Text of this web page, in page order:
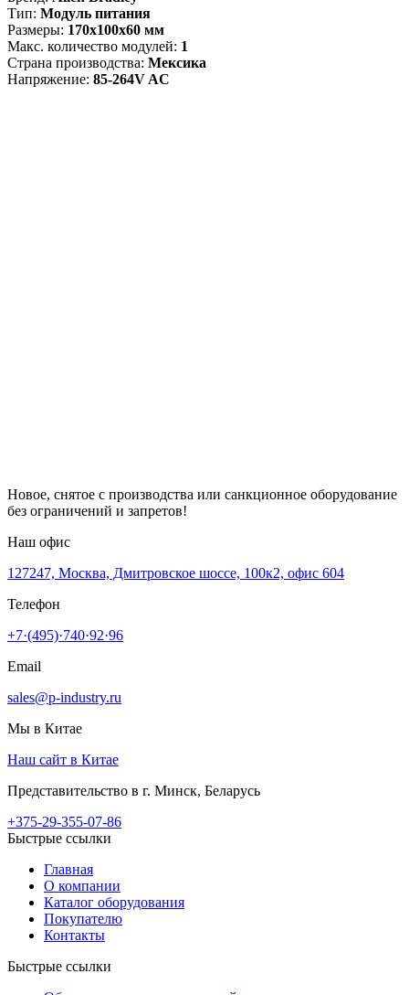
Тип: Модуль питания
Размеры: 170x100x60 мм
Макс. количество модулей: 1
Страна производства: Мексика
Напряжение: 85-264V AC
Новое, снятое с производства или санкционное оборудование
без ограничений и запретов!
Наш офис
127247, Москва, Дмитровское шоссе, 100к2, офис 604
Телефон
+7·(495)·740·92·96
Email
sales@p-industry.ru
Мы в Китае
Наш сайт в Китае
Представительство в г. Минск, Беларусь
+375-29-355-07-86
Быстрые ссылки
Главная
О компании
Каталог оборудования
Покупателю
Контакты
Быстрые ссылки